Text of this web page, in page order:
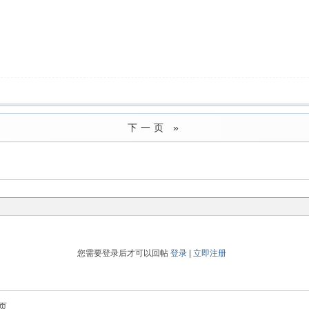
下一页 »
您需要登录后才可以回帖 登录| 立即注册